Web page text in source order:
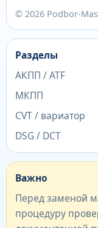
© 2026 Podbor-
Разделы
АКПП / ATF
МКПП
CVT / вариатор
DSG / DCT
Важно
Перед заменой
процедуру